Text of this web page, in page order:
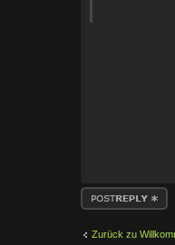
Antwort erstellen
Zurück zu